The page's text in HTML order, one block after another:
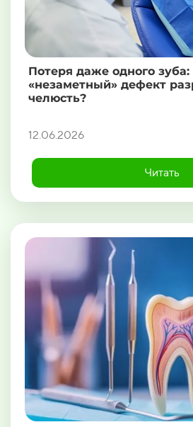
Потеря даже одного
«незаметный» дефект
челюсть?
12.06.2026
Читать